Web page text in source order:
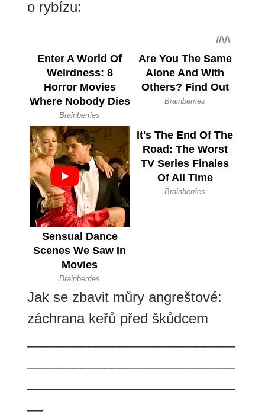
o rybízu:
Jak se zbavit můry angreštové:
záchrana keřů před škůdcem